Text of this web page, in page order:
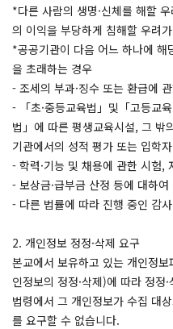
*다른 사람의 생명·신체를 해할
의 이익을 부당하게 침해할 우려
*공공기관이 다음 어느 하나에 해
을 초래하는 경우
- 조세의 부과·징수 또는 환급에
- 「초·중등교육법」및「고등교
법」에 따른 평생교육시설, 그 밖
기관에서의 성적 평가 또는 입학
- 학력·기능 및 채용에 관한 시험,
- 보상금·급부금 산정 등에 대하
- 다른 법률에 따라 진행 중인 감
2. 개인정보 정정·삭제 요구
본교에서 보유하고 있는 개인정
인정보의 정정·삭제)에 따라 정정
법령에서 그 개인정보가 수집 대
를 요구할 수 없습니다.